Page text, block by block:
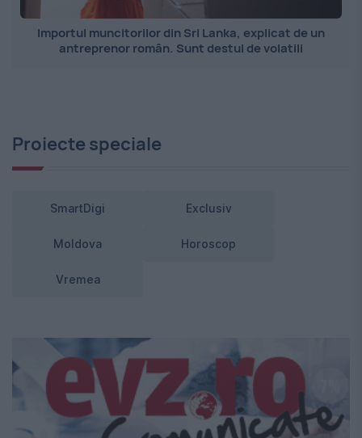
Importul muncitorilor din Sri Lanka, explicat de un
antreprenor român. Sunt destul de volatili
Proiecte speciale
SmartDigi Exclusiv
Moldova Horoscop
Vremea